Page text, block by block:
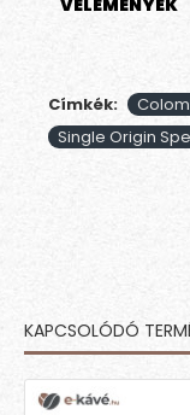
VÉLEMÉNYEK
Címkék:
Single Origin
KAPCSOLÓDÓ